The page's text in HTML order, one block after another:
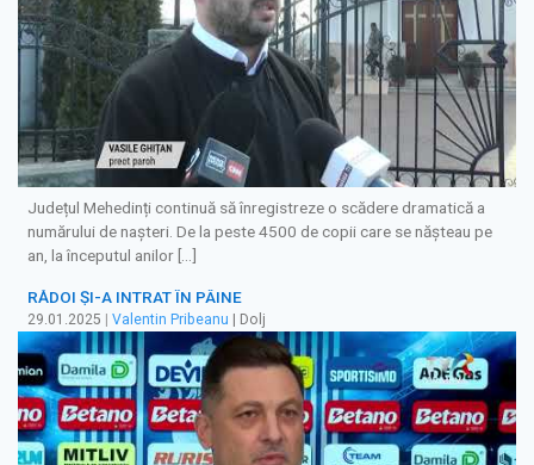
Județul Mehedinți continuă să înregistreze o scădere dramatică a
numărului de nașteri. De la peste 4500 de copii care se năşteau pe
an, la începutul anilor […]
RĂDOI ȘI-A INTRAT ÎN PÂINE
29.01.2025 | Valentin Pribeanu | Dolj